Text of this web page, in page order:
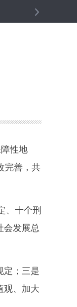
入编国航、东航、南航
性地
完善，共
、十个刑
会发展总
；三是
观、加大